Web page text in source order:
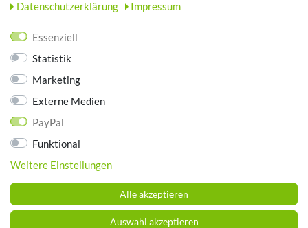
Datenschutz
AGB
Impressum
ZAHLUNGSARTEN
Daten­schutz­erklärung
Impressum
Essenziell
Statistik
Marketing
Externe Medien
PayPal
Funktional
Weitere Einstellungen
Alle akzeptieren
Auswahl akzeptieren